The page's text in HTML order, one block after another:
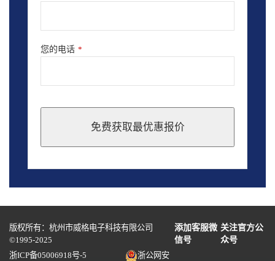
您的电话 *
免费获取最优惠报价
should
blank
版权所有：杭州市威格电子科技有限公司
©1995-2025
添加客服微
信号
关注官方公
众号
浙ICP备05006918号-5
浙公网安